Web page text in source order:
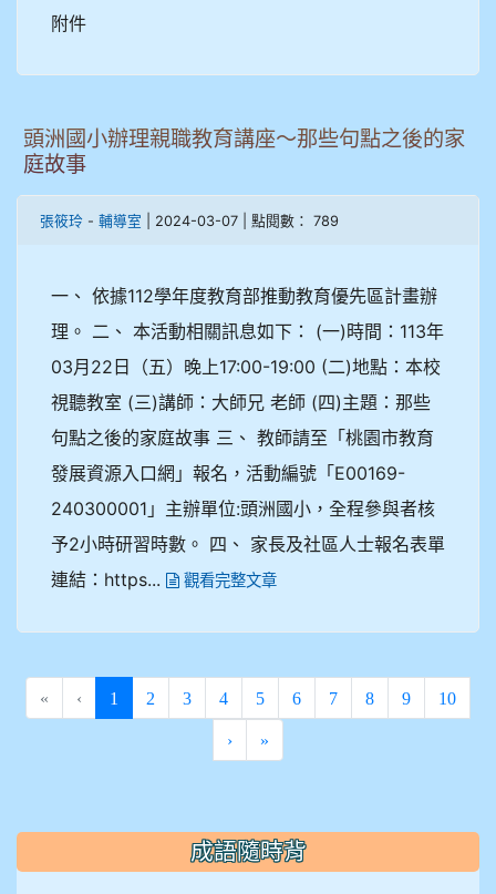
附件
頭洲國小辦理親職教育講座～那些句點之後的家
庭故事
張筱玲 - 輔導室 | 2024-03-07 | 點閱數： 789
一、 依據112學年度教育部推動教育優先區計畫辦
理。 二、 本活動相關訊息如下： (一)時間：113年
03月22日（五）晚上17:00-19:00 (二)地點：本校
視聽教室 (三)講師：大師兄 老師 (四)主題：那些
句點之後的家庭故事 三、 教師請至「桃園市教育
發展資源入口網」報名，活動編號「E00169-
240300001」主辦單位:頭洲國小，全程參與者核
予2小時研習時數。 四、 家長及社區人士報名表單
連結：https...
觀看完整文章
« ‹ 1 (current)
2 3 4 5 6 7 8 9 10
› »
::: 成語隨時背